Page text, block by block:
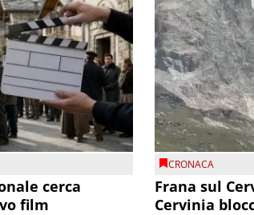
cerca
film
CRONACA
Frana sul
Cervinia